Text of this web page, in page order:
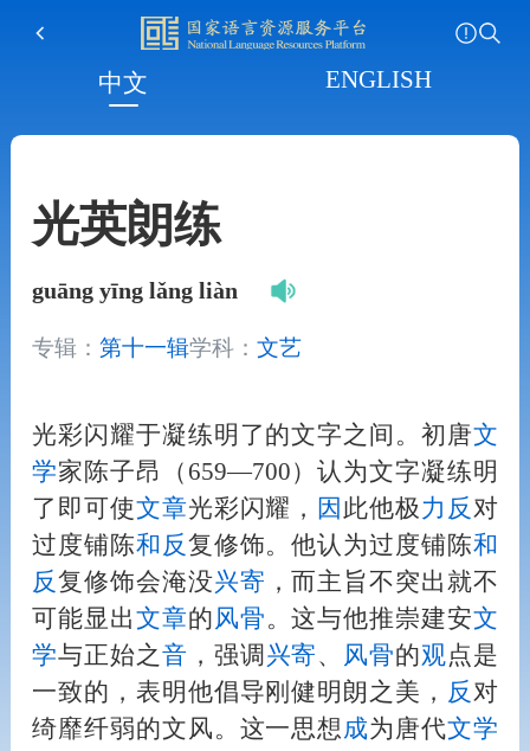
中文 ENGLISH
光英朗练
guāng yīng lǎng liàn
专辑： 第十一辑学科： 文艺
光彩闪耀于凝练明了的文字之间。初唐文
学家陈子昂（659—700）认为文字凝练明
了即可使文章光彩闪耀， 因 此他极力 反 对
过度铺陈和 反 复修饰。他认为过度铺陈和
反 复修饰会淹没兴寄 ，而主旨不突出就不
可能显出文章的 风骨。这与他推崇建安文
学与正始之音 ，强调 兴寄、 风骨的观点是
一致的，表明他倡导刚健明朗之美， 反 对
绮靡纤弱的文风。这一思想 成为唐代文学